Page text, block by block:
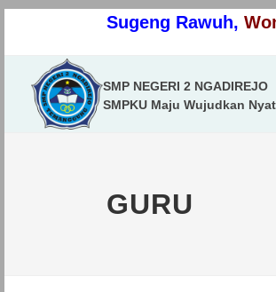
Sugeng Rawuh,
SMP NEGERI 2 NGADIREJO
SMPKU Maju Wujudkan
GURU